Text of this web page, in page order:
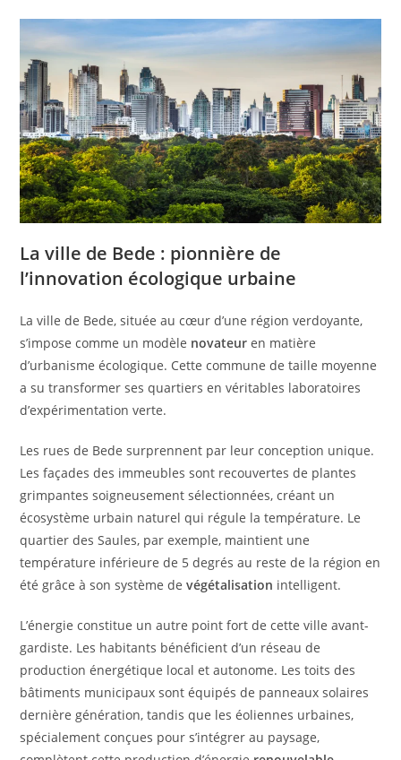
La ville de Bede : pionnière de
l’innovation écologique urbaine
La ville de Bede, située au cœur d’une région verdoyante,
s’impose comme un modèle novateur en matière
d’urbanisme écologique. Cette commune de taille moyenne
a su transformer ses quartiers en véritables laboratoires
d’expérimentation verte.
Les rues de Bede surprennent par leur conception unique.
Les façades des immeubles sont recouvertes de plantes
grimpantes soigneusement sélectionnées, créant un
écosystème urbain naturel qui régule la température. Le
quartier des Saules, par exemple, maintient une
température inférieure de 5 degrés au reste de la région en
été grâce à son système devégétalisation intelligent.
L’énergie constitue un autre point fort de cette ville avant-
gardiste. Les habitants bénéficient d’un réseau de
production énergétique local et autonome. Les toits des
bâtiments municipaux sont équipés de panneaux solaires
dernière génération, tandis que les éoliennes urbaines,
spécialement conçues pour s’intégrer au paysage,